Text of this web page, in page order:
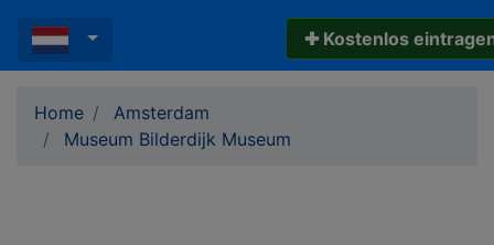
✚ Kostenlos
Home
Amsterdam
Museum Bilderdijk Museum